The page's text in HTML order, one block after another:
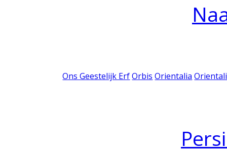
Ons Geestelijk Erf Orbis Orientalia